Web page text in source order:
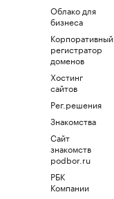
Облако для
бизнеса
Корпоративный
регистратор
доменов
Хостинг
сайтов
Рег.решения
Знакомства
Сайт
знакомств
podbor.ru
РБК
Компании